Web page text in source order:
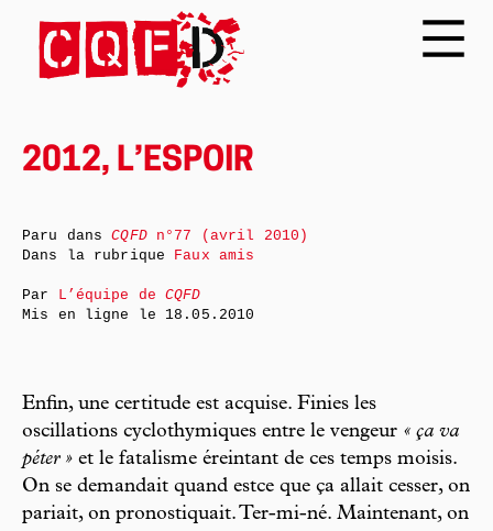
2012, L’ESPOIR
Enfin, une certitude est acquise. Finies les
oscillations cyclothymiques entre le vengeur « ça va
péter » et le fatalisme éreintant de ces temps moisis.
On se demandait quand estce que ça allait cesser, on
pariait, on pronostiquait. Ter-mi-né. Maintenant, on
Paru dansCQFDn°77 (avril 2010)
Dans la rubrique Faux amis
Par L’équipe deCQFD
Mis en ligne le 18.05.2010